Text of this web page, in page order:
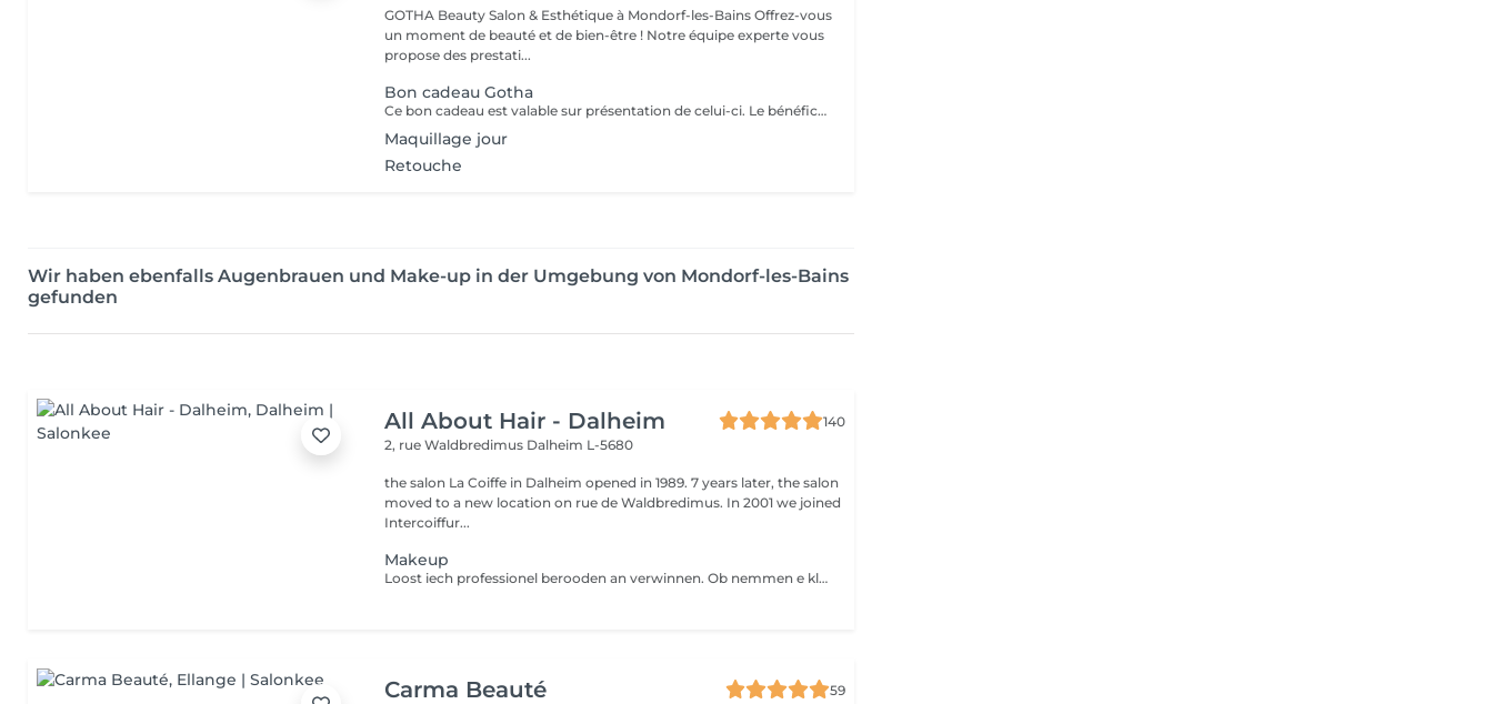
GOTHA Beauty Salon & Esthétique à Mondorf-les-Bains Offrez-vous
un moment de beauté et de bien-être ! Notre équipe experte vous
propose des prestati...
Bon cadeau Gotha
Ce bon cadeau est valable sur présentation de celui-ci. Le bénéficiaire pourra librement choisir les prestations de son choix, selon ses envies et ses besoins, dans la limite du montant indiqué. Les bons cadeaux sont valables pendant une durée d’un an à compter de leur date d’émission. Pour les entreprises et les professionnels, nous proposons également des bons cadeaux personnalisés, préparés sur demande et disponibles au retrait directement au salon.
Maquillage jour
Retouche
Wir haben ebenfalls Augenbrauen und Make-up in der Umgebung von Mondorf-les-Bains
gefunden
All About Hair - Dalheim
140
2, rue Waldbredimus Dalheim L-5680
the salon La Coiffe in Dalheim opened in 1989. 7 years later, the salon
moved to a new location on rue de Waldbredimus. In 2001 we joined
Intercoiffur...
Makeup
Loost iech professionel berooden an verwinnen. Ob nemmen e klengen Alldags Look oder dach mei stark vir owes op den Tour?
Carma Beauté
59